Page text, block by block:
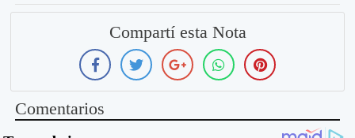
Compartí esta Nota
Comentarios